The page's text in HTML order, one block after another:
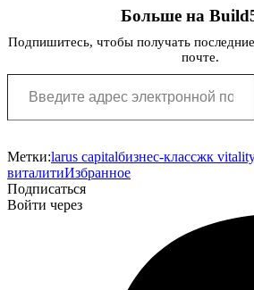
Больше на
Подпишитесь, чтобы получать
почте.
Введите адрес электронной почты…
Метки:larus capitalбизнес-классжк
виталитиИзбранное
Подписаться
Войти через